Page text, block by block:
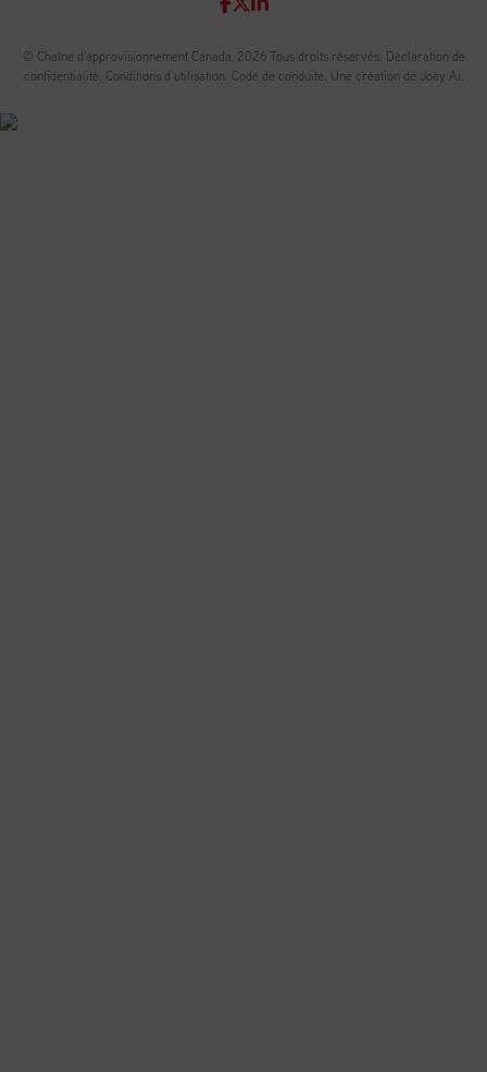
© Chaîne d'approvisionnement Canada, 2026 Tous droits réservés. Déclaration de
confidentialité. Conditions d’utilisation. Code de conduite. Une création de Joey Ai.